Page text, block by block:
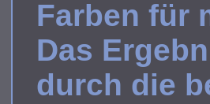
Farben für
Das
durch die